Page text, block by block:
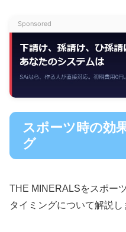
Sponsored
スポーツ時の効
グ
THE MINERALSをスポー
タイミングについて解説し